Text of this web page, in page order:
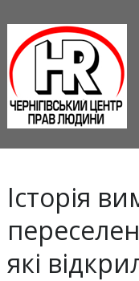
Історія
які